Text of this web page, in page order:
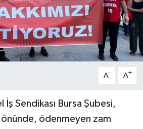
A- A+
İş Sendikası Bursa Şubesi,
ödenmeyen zam